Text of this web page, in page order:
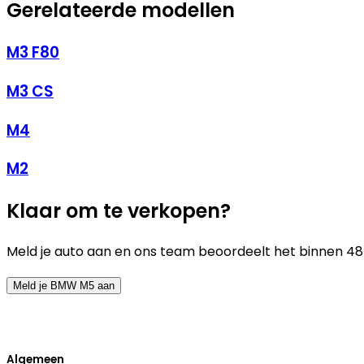
Gerelateerde modellen
M3 F80
M3 CS
M4
M2
Klaar om te verkopen?
Meld je auto aan en ons team beoordeelt het binnen
Meld je BMW M5 aan
Algemeen